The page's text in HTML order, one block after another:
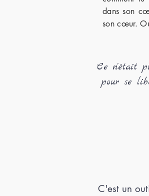
dans son
soncœur.
Ce n'était
pour se
C'est un